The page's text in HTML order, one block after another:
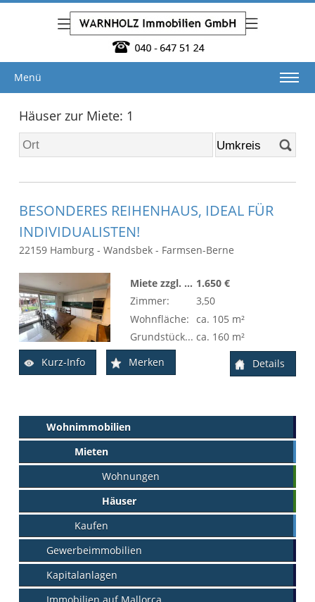
Menü
Häuser zur Miete: 1
BESONDERES REIHENHAUS, IDEAL FÜR
INDIVIDUALISTEN!
22159 Hamburg - Wandsbek - Farmsen-Berne
Miete zzgl. NK: 1.650 €
Zimmer:
3,50
Wohnfläche: ca. 105 m²
Grundstücksfläche: ca. 160 m²
Kurz-Info
Merken Details
Wohnimmobilien
Mieten
Wohnungen
Häuser
Kaufen
Gewerbeimmobilien
Kapitalanlagen